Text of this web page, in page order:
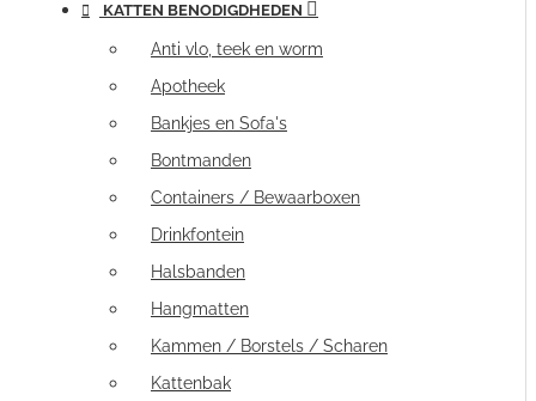
KATTEN BENODIGDHEDEN
Anti vlo, teek en worm
Apotheek
Bankjes en Sofa's
Bontmanden
Containers / Bewaarboxen
Drinkfontein
Halsbanden
Hangmatten
Kammen / Borstels / Scharen
Kattenbak